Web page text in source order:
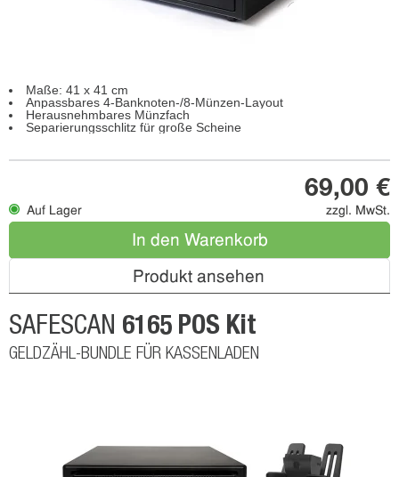
Maße: 41 x 41 cm
Anpassbares 4-Banknoten-/8-Münzen-Layout
Herausnehmbares Münzfach
Separierungsschlitz für große Scheine
Auf Lager
69,00 €
zzgl. MwSt.
In den Warenkorb
Produkt ansehen
SAFESCAN 6165 POS Kit
GELDZÄHL-BUNDLE FÜR KASSENLADEN